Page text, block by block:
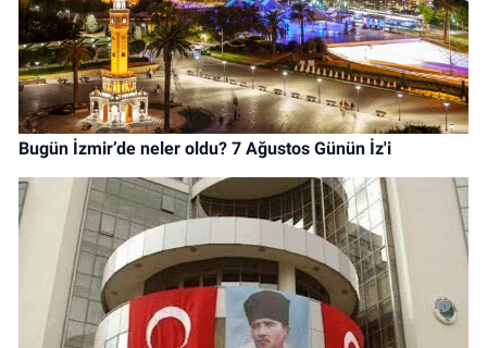
Bugün İzmir’de neler oldu? 7 Ağustos Günün İz'i